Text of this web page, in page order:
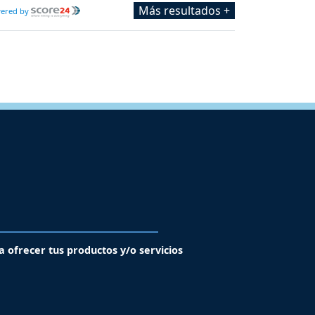
by Más resultados +
ofrecer tus productos y/o servicios